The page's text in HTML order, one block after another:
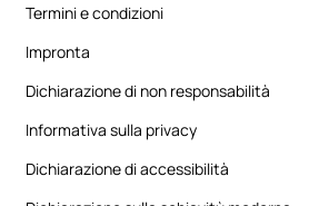
Termini e condizioni
Impronta
Dichiarazione di non responsabilità
Informativa sulla privacy
Dichiarazione di accessibilità